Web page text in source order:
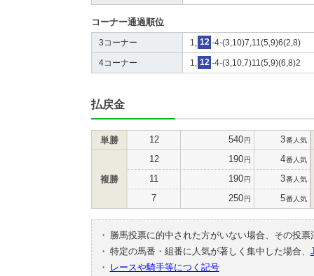
コーナー通過順位
3コーナー 1, 12 -4-(3,10)7,11(5,9)6(2,8)
4コーナー 1, 12 -4-(3,10,7)11(5,9)(6,8)2
払戻金
単勝 12 540円 3番人気
複勝
12 190円 4番人気
11 190円 3番人気
7 250円 5番人気
・
勝馬投票に的中された方がいない場合、その投
・ 特定の馬番・組番に人気が著しく集中した場合、
・
レースや騎手等につく記号